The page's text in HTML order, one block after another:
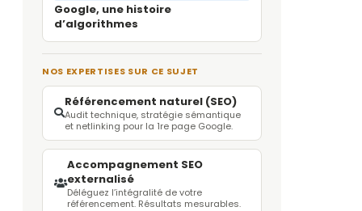
Google, une histoire
d’algorithmes
NOS EXPERTISES SUR CE SUJET
Référencement naturel (SEO)
Audit technique, stratégie sémantique
et netlinking pour la 1re page Google.
Accompagnement SEO
externalisé
Déléguez l’intégralité de votre
référencement. Résultats mesurables.